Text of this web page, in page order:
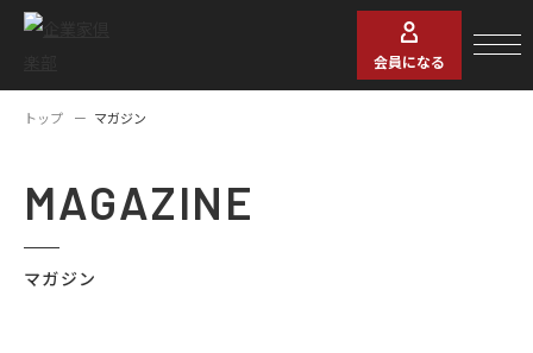
会員になる
トップ マガジン
MAGAZINE
マガジン